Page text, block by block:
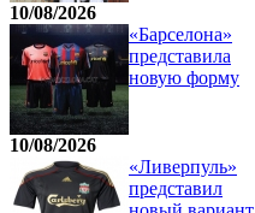
10/08/2026
«Барселона»
представила
новую форму
10/08/2026
«Ливерпуль»
представил